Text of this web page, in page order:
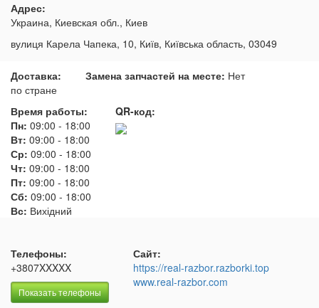
Адрес:
Украина, Киевская обл., Киев
вулиця Карела Чапека, 10, Київ, Київська область, 03049
Доставка:
по стране
Замена запчастей на месте: Нет
Время работы:
Пн: 09:00 - 18:00
Вт: 09:00 - 18:00
Ср: 09:00 - 18:00
Чт: 09:00 - 18:00
Пт: 09:00 - 18:00
Сб: 09:00 - 18:00
Вс: Вихідний
QR-код:
Телефоны:
+3807XXXXX
Показать телефоны
Сайт:
https://real-razbor.razborki.top
www.real-razbor.com